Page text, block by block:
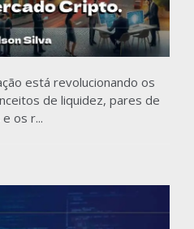
está revolucionando os
de liquidez, pares de
os r...